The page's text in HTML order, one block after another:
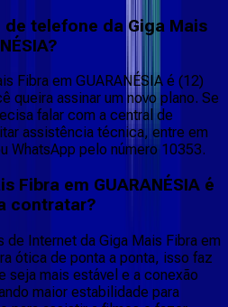
de telefone da Giga Mais
Fibra em GUARANÉSIA é (12)
queira assinar um novo plano. Se
falar com a central de
assistência técnica, entre em
WhatsApp pelo número 10353.
Fibra em GUARANÉSIA é
contratar?
de Internet da Giga Mais Fibra em
ótica de ponta a ponta, isso faz
seja mais estável e a conexão
maior estabilidade para